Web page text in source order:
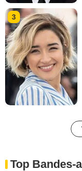
3
Top Bandes-